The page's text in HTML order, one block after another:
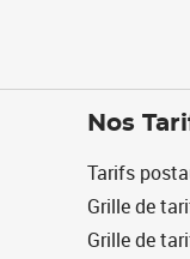
Nos
Tarifs
Grille de
Grille de